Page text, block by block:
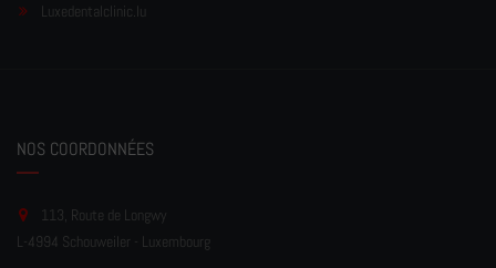
Luxedentalclinic.lu
NOS COORDONNÉES
113, Route de Longwy
L-4994 Schouweiler - Luxembourg